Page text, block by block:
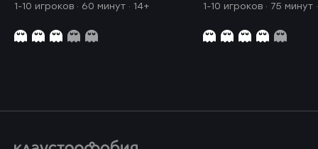
1-10 игроков · 60 минут · 14+ 1-10 игроков · 75 минут